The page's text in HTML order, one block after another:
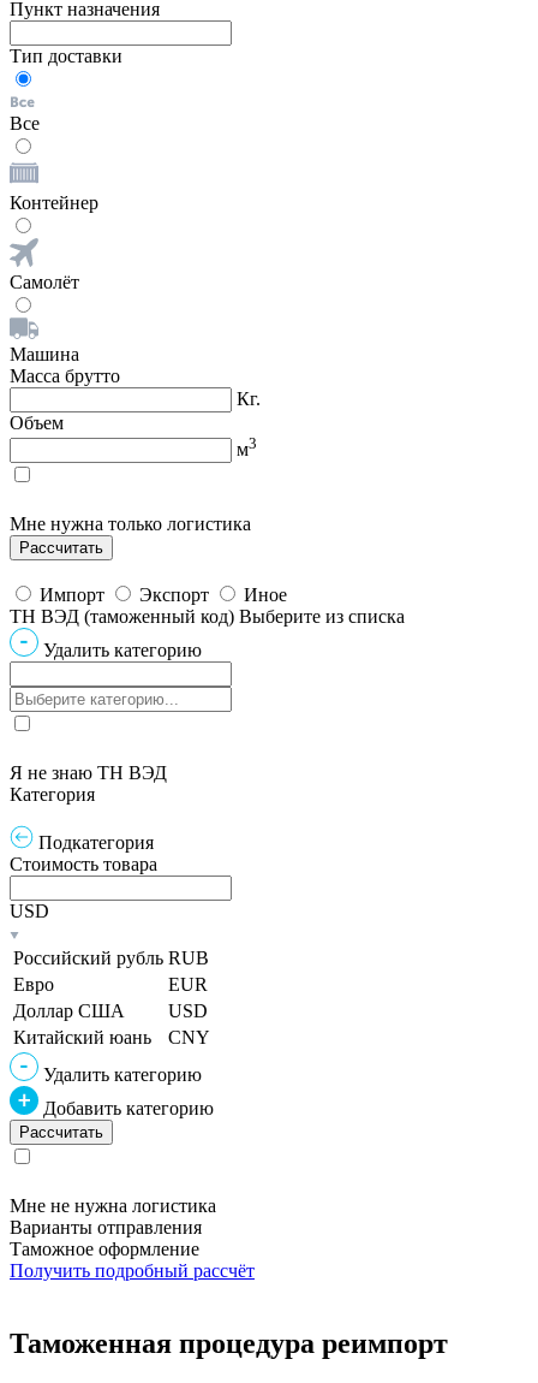
Пункт назначения
Тип доставки
Все
Контейнер
Самолёт
Машина
Масса брутто
Кг.
Объем
м3
Мне нужна только логистика
Импорт Экспорт
Иное
ТН ВЭД (таможенный код) Выберите из списка
Удалить категорию
Я не знаю ТН ВЭД
Категория
Подкатегория
Стоимость товара
USD
Российский рубль RUB
Евро
EUR
Доллар США
USD
Китайский юань
CNY
Удалить категорию
Добавить категорию
Мне не нужна логистика
Варианты отправления
Таможное оформление
Получить подробный рассчёт
Таможенная процедура реимпорт